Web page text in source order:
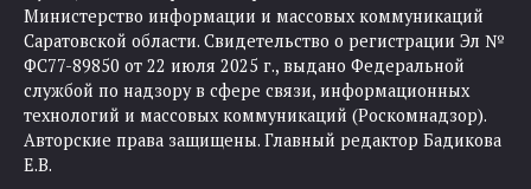
Министерство информации и массовых коммуникаций
Саратовской области. Свидетельство о регистрации Эл №
ФС77-89850 от 22 июля 2025 г., выдано Федеральной
службой по надзору в сфере связи, информационных
технологий и массовых коммуникаций (Роскомнадзор).
Авторские права защищены. Главный редактор Бадикова
Е.В.